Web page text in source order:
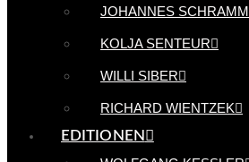
JOHANNES SCHRAMM
KOLJA SENTEUR
WILLI SIBER
RICHARD WIENTZEK
EDITIONEN